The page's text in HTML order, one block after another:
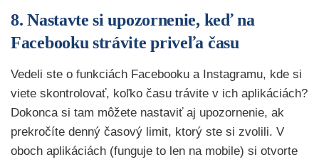
8. Nastavte si upozornenie, keď na
Facebooku strávite priveľa času
Vedeli ste o funkciách Facebooku a Instagramu, kde si
viete skontrolovať, koľko času trávite v ich aplikáciách?
Dokonca si tam môžete nastaviť aj upozornenie, ak
prekročíte denný časový limit, ktorý ste si zvolili. V
oboch aplikáciách (funguje to len na mobile) si otvorte